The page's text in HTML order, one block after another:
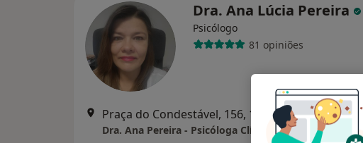
Dra. Ana Lúcia Pereira
Psicólogo
81 opiniões
Praça do Condestável, 156, 1o andar, Sala 4 - Edifício Eiffel, Braga • Mapa
Dra. Ana Pereira - Psicóloga Clínica